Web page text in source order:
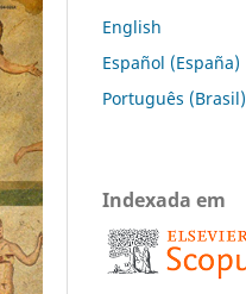
English
Español (España)
Português (Brasil)
Indexada em